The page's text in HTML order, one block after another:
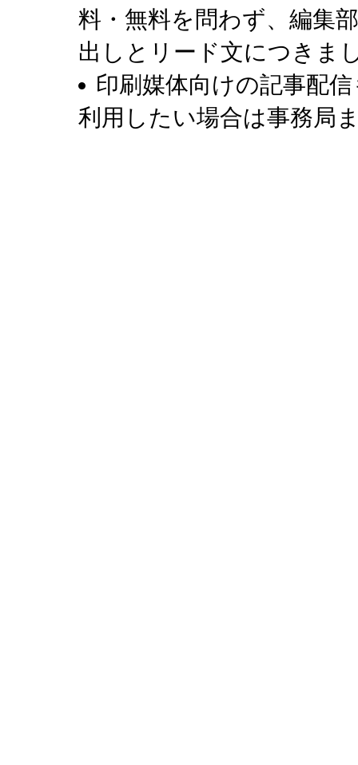
料・無料を問わず、編集
出しとリード文につきま
印刷媒体向けの記事配
利用したい場合は事務局